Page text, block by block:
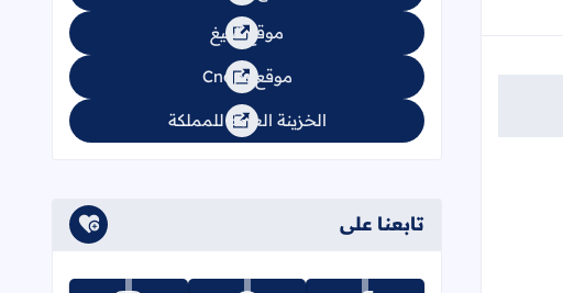
موقع تبليغ
موقع Cnops
الخزينة العامة للمملكة
تابعنا على